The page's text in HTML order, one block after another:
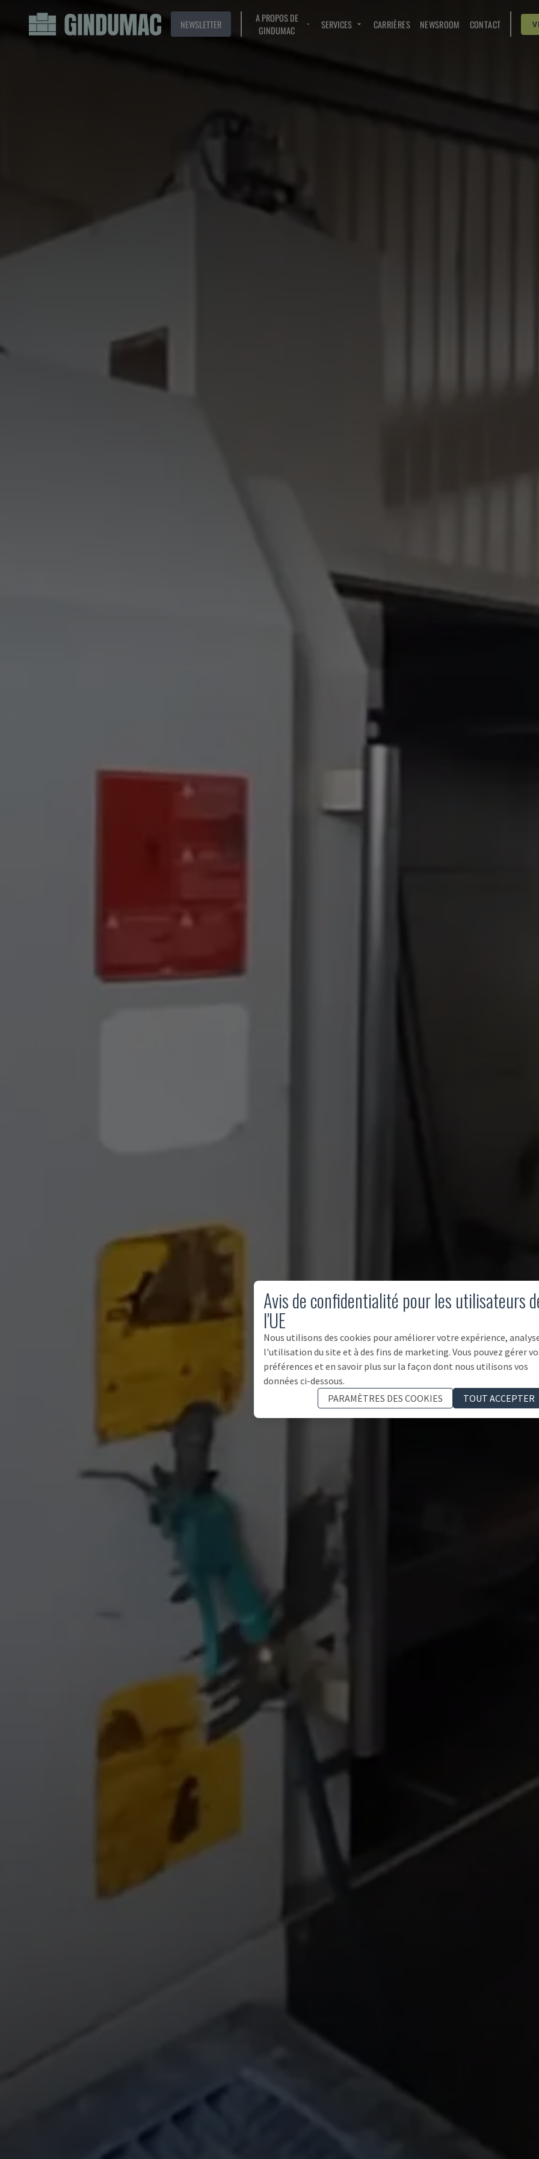
NEWSLETTER
A PROPOS DE
GINDUMAC
SERVICES CARRIÈRES NEWSROOM CONTACT
Avis de confidentialité pour les utilisateurs
l'UE
Nous utilisons des cookies pour améliorer votre expérience,
l'utilisation du site et à des fins de marketing. Vous pouvez gérer
préférences et en savoir plus sur la façon dont nous utilisons vos
données ci-dessous.
PARAMÈTRES DES COOKIES
TOUT ACCEPTER